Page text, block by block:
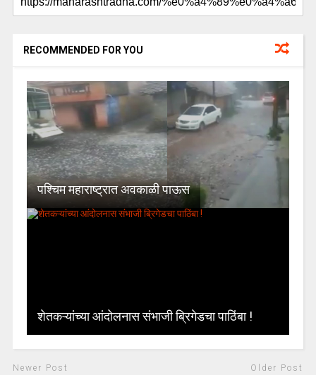
RECOMMENDED FOR YOU
पश्चिम महाराष्ट्रात अवकाळी पाऊस
शेतकऱ्यांच्या आंदोलनास संभाजी ब्रिगेडचा पाठिंबा !
Newer Post Older Post